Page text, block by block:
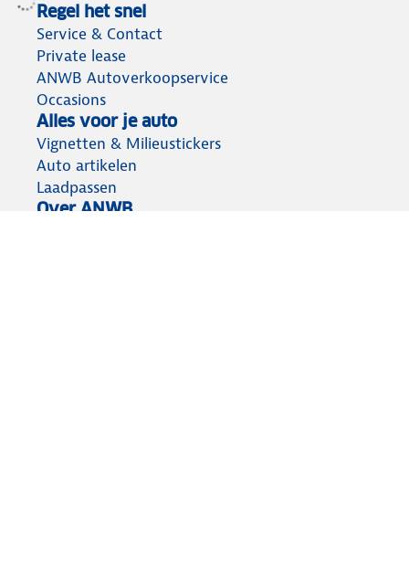
Regel het snel
Service & Contact
Private lease
ANWB Autoverkoopservice
Occasions
Alles voor je auto
Vignetten & Milieustickers
Auto artikelen
Laadpassen
Over ANWB